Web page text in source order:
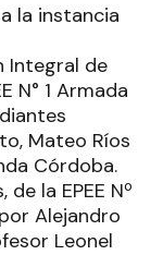
la instancia
Integral de
N° 1 Armada
Mateo Ríos
Córdoba.
la EPEE Nº
Alejandro
Leonel